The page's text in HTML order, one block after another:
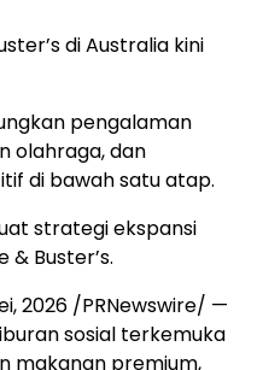
di Australia kini
pengalaman
olahraga, dan
di bawah satu atap.
strategi ekspansi
Buster’s.
2026 /PRNewswire/ —
sosial terkemuka
makanan premium,